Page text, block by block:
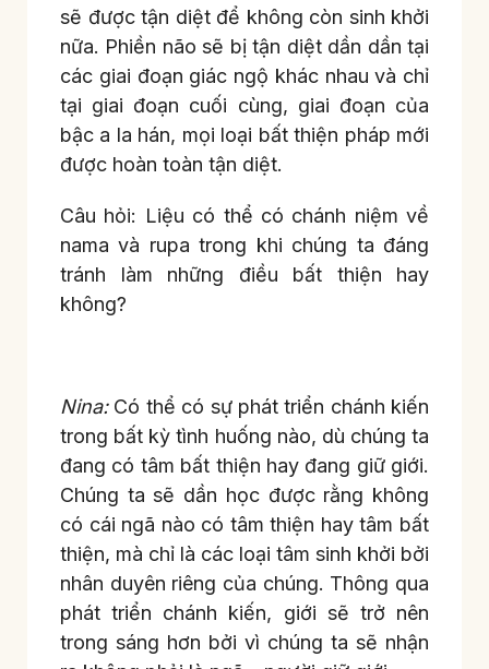
sẽ được tận diệt để không còn sinh khởi
nữa. Phiền não sẽ bị tận diệt dần dần tại
các giai đoạn giác ngộ khác nhau và chỉ
tại giai đoạn cuối cùng, giai đoạn của
bậc a la hán, mọi loại bất thiện pháp mới
được hoàn toàn tận diệt.
Câu hỏi: Liệu có thể có chánh niệm về
nama và rupa trong khi chúng ta đáng
tránh làm những điều bất thiện hay
không?
Nina:Có thể có sự phát triển chánh kiến
trong bất kỳ tình huống nào, dù chúng ta
đang có tâm bất thiện hay đang giữ giới.
Chúng ta sẽ dần học được rằng không
có cái ngã nào có tâm thiện hay tâm bất
thiện, mà chỉ là các loại tâm sinh khởi bởi
nhân duyên riêng của chúng. Thông qua
phát triển chánh kiến, giới sẽ trở nên
trong sáng hơn bởi vì chúng ta sẽ nhận